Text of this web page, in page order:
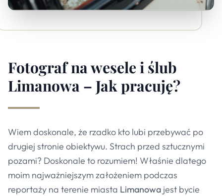
Fotograf na wesele i ślub
Limanowa – Jak pracuję?
Wiem doskonale, że rzadko kto lubi przebywać po
drugiej stronie obiektywu. Strach przed sztucznymi
pozami? Doskonale to rozumiem! Właśnie dlatego
moim najważniejszym założeniem podczas
reportaży na terenie miasta Limanowa jest bycie